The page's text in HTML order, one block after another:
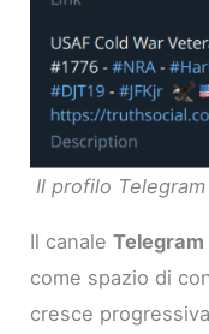
Il profilo Telegram
Il canaleTelegram
come spazio di
cresce